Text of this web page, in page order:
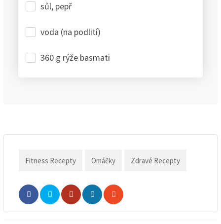
sůl, pepř
voda (na podlití)
360 g rýže basmati
Fitness Recepty Omáčky Zdravé Recepty
WhatsappShare
Print